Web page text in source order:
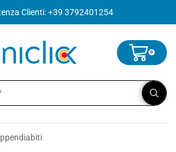
Clienti: +39 3792401254
0